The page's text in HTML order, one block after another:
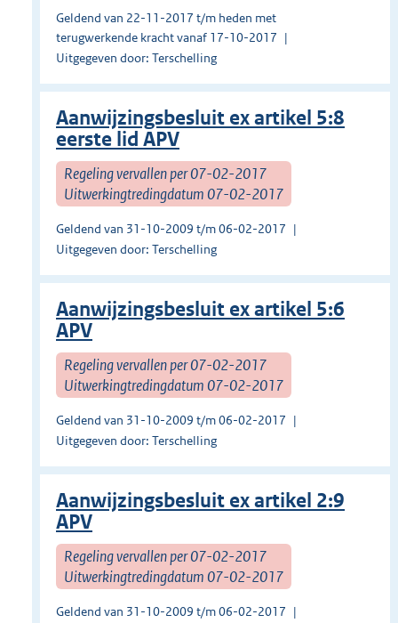
Geldend van 22-11-2017 t/m heden met
terugwerkende kracht vanaf 17-10-2017
Uitgegeven door: Terschelling
Aanwijzingsbesluit ex artikel 5:8
eerste lid APV
Regeling vervallen per 07-02-2017
Uitwerkingtredingdatum 07-02-2017
Geldend van 31-10-2009 t/m 06-02-2017
Uitgegeven door: Terschelling
Aanwijzingsbesluit ex artikel 5:6
APV
Regeling vervallen per 07-02-2017
Uitwerkingtredingdatum 07-02-2017
Geldend van 31-10-2009 t/m 06-02-2017
Uitgegeven door: Terschelling
Aanwijzingsbesluit ex artikel 2:9
APV
Regeling vervallen per 07-02-2017
Uitwerkingtredingdatum 07-02-2017
Geldend van 31-10-2009 t/m 06-02-2017